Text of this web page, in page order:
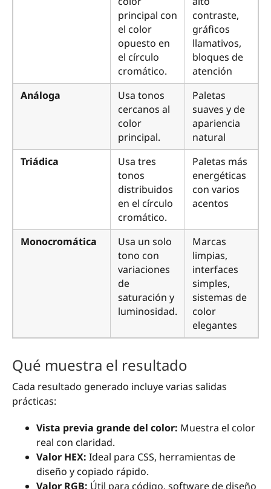
principal con
el color
opuesto en
el círculo
cromático.
contraste,
gráficos
llamativos,
bloques de
atención
Análoga
Usa tonos
cercanos al
color
principal.
Paletas
suaves y de
apariencia
natural
Triádica
Usa tres
tonos
distribuidos
en el círculo
cromático.
Paletas más
energéticas
con varios
acentos
Monocromática
Usa un solo
tono con
variaciones
de
saturación y
luminosidad.
Marcas
limpias,
interfaces
simples,
sistemas de
color
elegantes
Qué muestra el resultado
Cada resultado generado incluye varias salidas
prácticas:
Vista previa grande del color: Muestra el color
real con claridad.
Valor HEX: Ideal para CSS, herramientas de
diseño y copiado rápido.
Valor RGB: Útil para código, software de diseño